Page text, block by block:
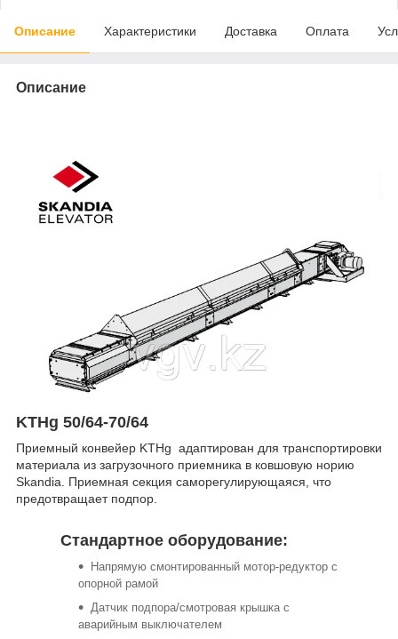
Описание Характеристики Доставка Оплата
Описание
KTHg 50/64-70/64
Приемный конвейер KTHg адаптирован для транспортировки
материала из загрузочного приемника в ковшовую норию
Skandia. Приемная секция саморегулирующаяся, что
предотвращает подпор.
Стандартное оборудование:
Напрямую смонтированный мотор-редуктор с
опорной рамой
Датчик подпора/смотровая крышка с
аварийным выключателем